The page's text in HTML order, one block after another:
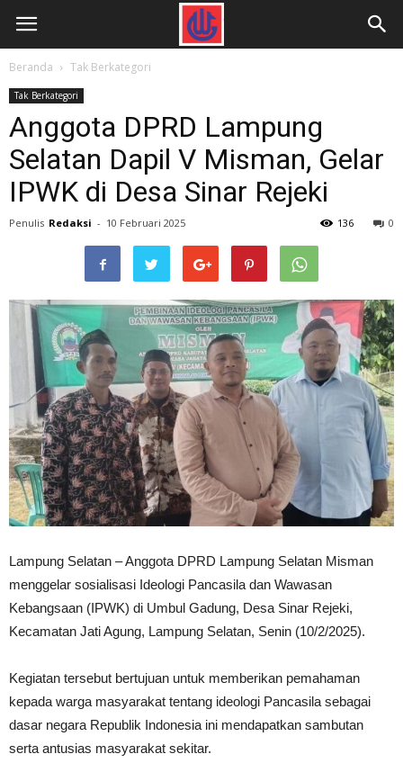
Beranda Tak Berkategori
Tak Berkategori
Anggota DPRD Lampung
Selatan Dapil V Misman, Gelar
IPWK di Desa Sinar Rejeki
Penulis Redaksi - 10 Februari 2025 0
136
Lampung Selatan – Anggota DPRD Lampung Selatan Misman
menggelar sosialisasi Ideologi Pancasila dan Wawasan
Kebangsaan (IPWK) di Umbul Gadung, Desa Sinar Rejeki,
Kecamatan Jati Agung, Lampung Selatan, Senin (10/2/2025).
Kegiatan tersebut bertujuan untuk memberikan pemahaman
kepada warga masyarakat tentang ideologi Pancasila sebagai
dasar negara Republik Indonesia ini mendapatkan sambutan
serta antusias masyarakat sekitar.